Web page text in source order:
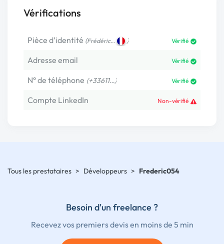
Vérifications
Pièce d’identité (Frédéric… ) Vérifié
Adresse email Vérifié
N° de téléphone (+33611…) Vérifié
Compte LinkedIn Non-vérifié
Tous les prestataires > Développeurs > Frederic054
Besoin d'un freelance ?
Recevez vos premiers devis en moins de 5 min